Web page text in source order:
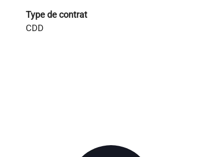
Type de contrat
CDD